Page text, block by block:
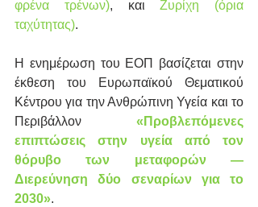
φρένα τρένων), και Ζυρίχη (όρια
ταχύτητας).
Η ενημέρωση του ΕΟΠ βασίζεται στην
έκθεση του Ευρωπαϊκού Θεματικού
Κέντρου για την Ανθρώπινη Υγεία και το
Περιβάλλον «Προβλεπόμενες
επιπτώσεις στην υγεία από τον
θόρυβο των μεταφορών —
Διερεύνηση δύο σεναρίων για το
2030».